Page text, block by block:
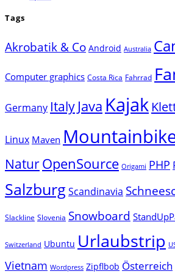
Tags
Akrobatik & Co Android Australia
Computer graphics Costa Rica Fahrrad
Germany Italy Java Kajak
Linux Maven
NaturOpenSource Origami PHP
SalzburgScandinavia
Slackline Slovenia Snowboard
Switzerland Ubuntu Urlaubstrip
Vietnam Wordpress Zipflbob Österreich